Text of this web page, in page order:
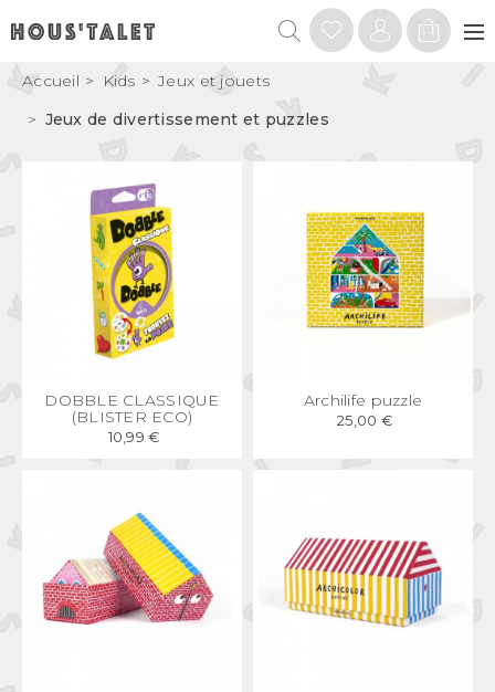
Accueil Kids
Jeux et jouets
Jeux de divertissement et puzzles
APERÇU RAPIDE
DOBBLE CLASSIQUE
(BLISTER ECO)
10,99 €
APERÇU RAPIDE
Archilife puzzle
25,00 €